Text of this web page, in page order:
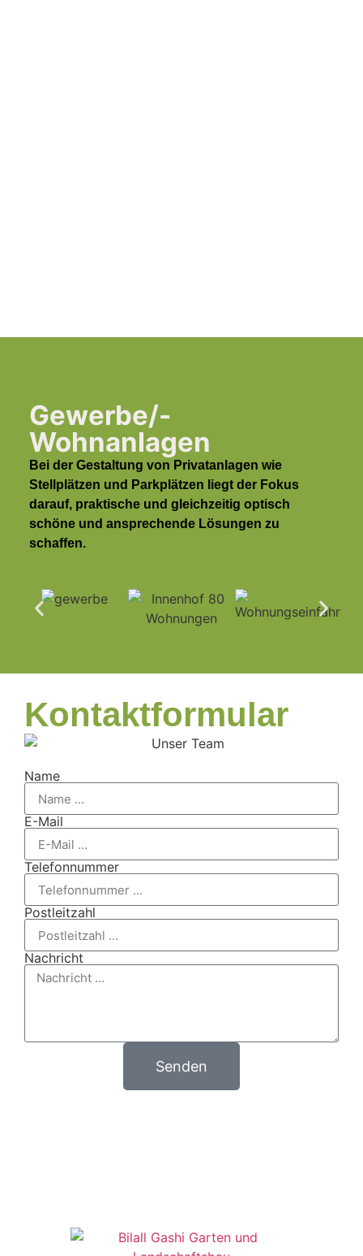
Gewerbe/-
Wohnanlagen
Bei der Gestaltung von Privatanlagen wie
Stellplätzen und Parkplätzen liegt der Fokus
darauf, praktische und gleichzeitig optisch
schöne und ansprechende Lösungen zu
schaffen.
Kontaktformular
Name
E-Mail
Telefonnummer
Postleitzahl
Nachricht
Senden